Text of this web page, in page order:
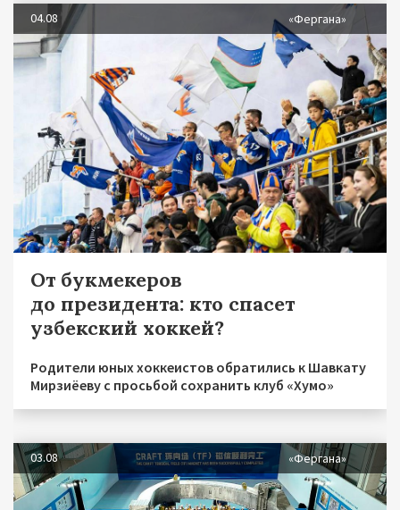
04.08 «Фергана»
От букмекеров
до президента: кто спасет
узбекский хоккей?
Родители юных хоккеистов обратились к Шавкату
Мирзиёеву с просьбой сохранить клуб «Хумо»
03.08 «Фергана»